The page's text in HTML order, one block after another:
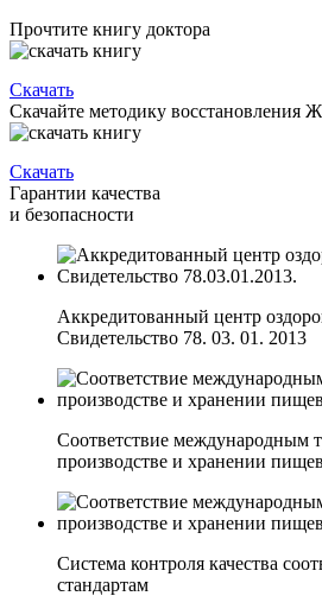
Прочтите книгу доктора
Скачать
Скачайте методику восстановления
Скачать
Гарантии качества
и безопасности
Аккредитованный центр
Свидетельство 78. 03. 01. 2013
Соответствие международным
производстве и хранении
Система контроля качества
стандартам